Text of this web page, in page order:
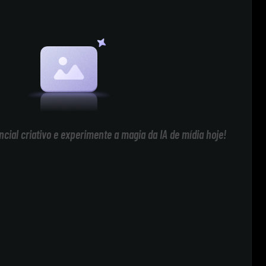
criativo e experimente a magia da IA de mídia hoje!